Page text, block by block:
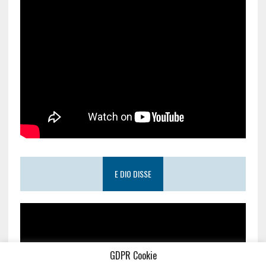
E DIO DISSE
GDPR Cookie